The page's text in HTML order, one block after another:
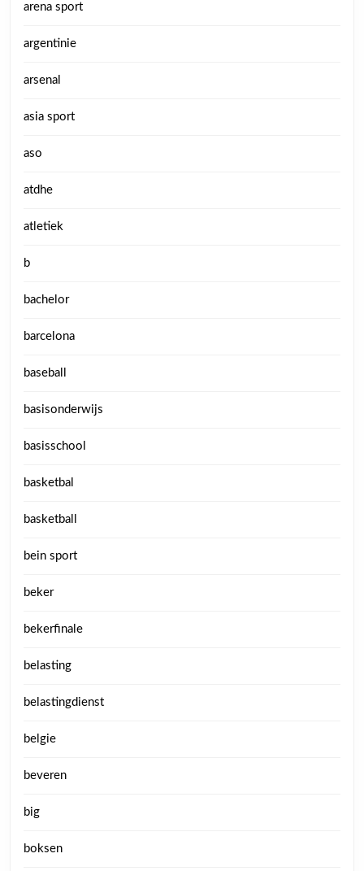
arena sport
argentinie
arsenal
asia sport
aso
atdhe
atletiek
b
bachelor
barcelona
baseball
basisonderwijs
basisschool
basketbal
basketball
bein sport
beker
bekerfinale
belasting
belastingdienst
belgie
beveren
big
boksen